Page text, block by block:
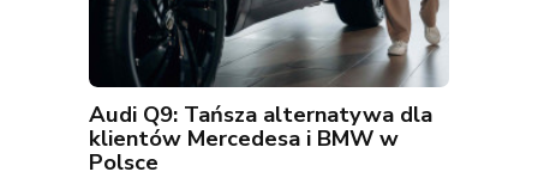
Audi Q9: Tańsza alternatywa dla
klientów Mercedesa i BMW w
Polsce